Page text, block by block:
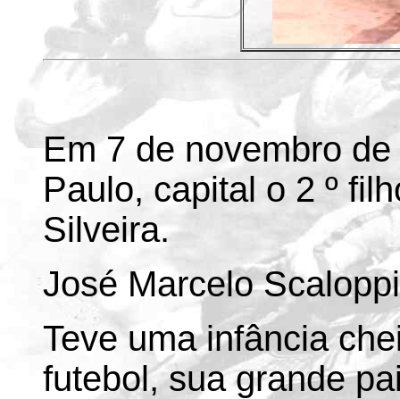
Em 7 de novembro
Paulo, capital o 2 º
Silveira.
José Marcelo
Teve uma infância
futebol, sua grande